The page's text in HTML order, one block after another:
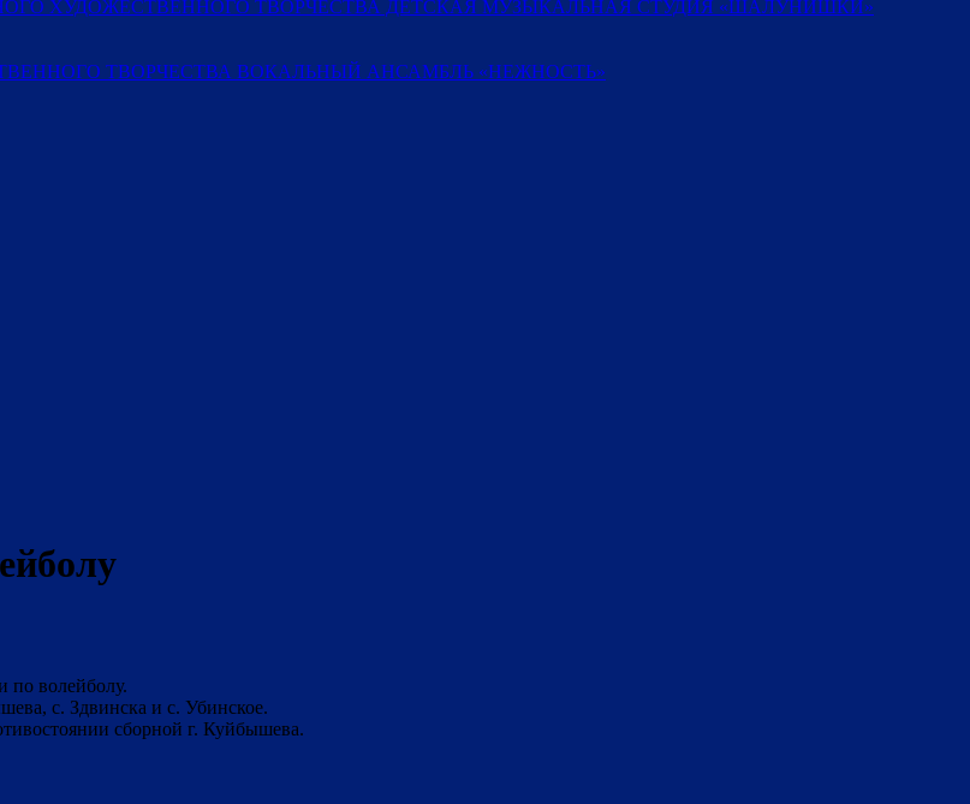
ХУДОЖЕСТВЕННОГО ТВОРЧЕСТВА ДЕТСКАЯ МУЗЫКАЛЬНАЯ СТУДИЯ «ШАЛУНИШКИ»
ТВОРЧЕСТВА ВОКАЛЬНЫЙ АНСАМБЛЬ «НЕЖНОСТЬ»
по волейболу.
с. Здвинска и с. Убинское.
сборной г. Куйбышева.